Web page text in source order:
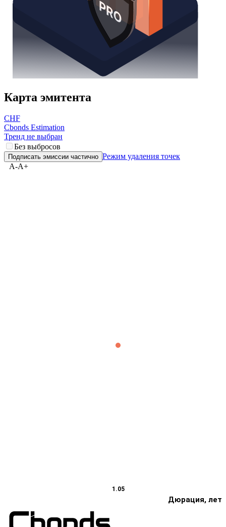
Карта эмитента
CHF
Cbonds Estimation
Тренд не выбран
Без выбросов
Режим удаления точек